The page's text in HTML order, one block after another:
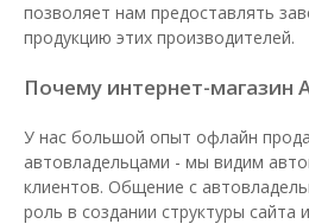
позволяет нам предоставлять
продукцию этих производителей.
Почему интернет-магазин
У нас большой опыт офлайн
автовладельцами - мы видим
клиентов. Общение с
роль в создании структуры сайта